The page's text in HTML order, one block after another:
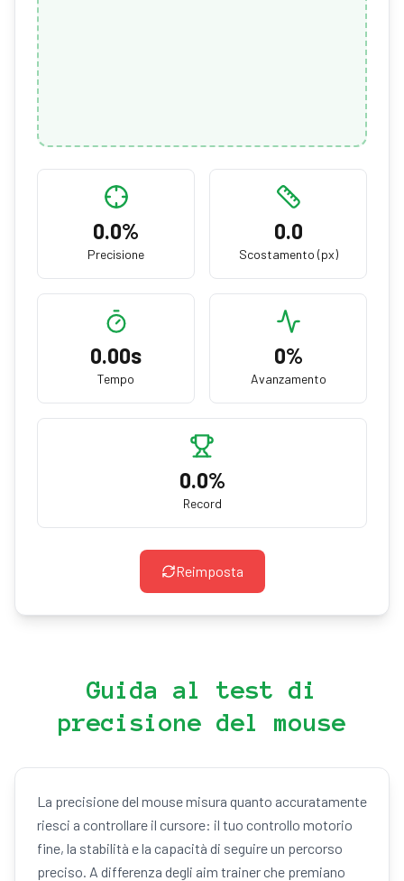
0.0%
Precisione
0.0
Scostamento (px)
0.00s
Tempo
0%
Avanzamento
0.0%
Record
Reimposta
Guida al test di
precisione del mouse
La precisione del mouse misura quanto accuratamente
riesci a controllare il cursore: il tuo controllo motorio
fine, la stabilità e la capacità di seguire un percorso
preciso. A differenza degli aim trainer che premiano